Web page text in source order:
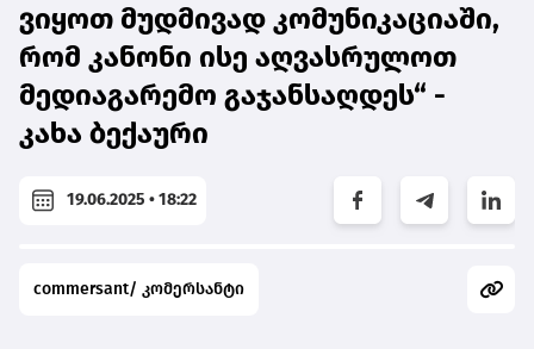
ვიყოთ მუდმივად კომუნიკაციაში,
რომ კანონი ისე აღვასრულოთ
მედიაგარემო გაჯანსაღდეს“ -
კახა ბექაური
19.06.2025 • 18:22
commersant/ კომერსანტი